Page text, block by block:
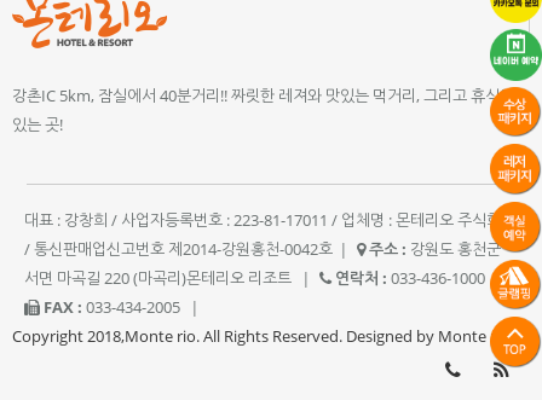
강촌IC 5km, 잠실에서 40분거리!! 짜릿한 레져와 맛있는 먹거리, 그리고 휴식이
있는 곳!
대표 : 강창희 / 사업자등록번호 : 223-81-17011 / 업체명 : 몬테리오 주식회사
/ 통신판매업신고번호 제2014-강원홍천-0042호 | 주소 : 강원도 홍천군
서면 마곡길 220 (마곡리)몬테리오 리조트
| 연락처 : 033-436-1000
|
FAX : 033-434-2005
|
Copyright 2018,Monte rio. All Rights Reserved. Designed by Monte rio.